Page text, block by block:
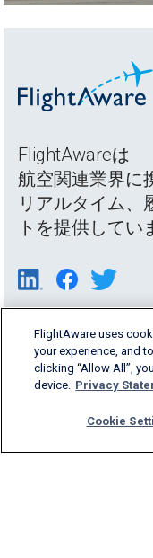
FlightAwareは
航空関連業界に
リアルタイム、
トを提供してい
FlightAware uses
your experience, and
clicking “Allow All”,
device. Privacy
Cookie